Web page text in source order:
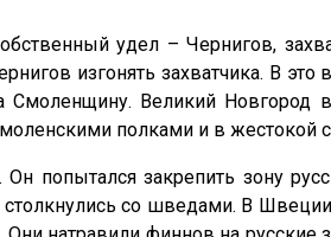
удел – Чернигов,
изгонять захватчика. В
Смоленщину. Великий
полками и в
попытался закрепить зону
со шведами. В